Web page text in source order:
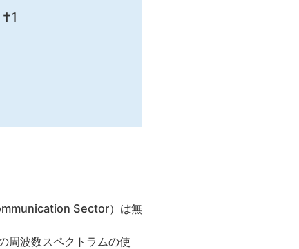
Sector）は無
周波数スペクトラムの使